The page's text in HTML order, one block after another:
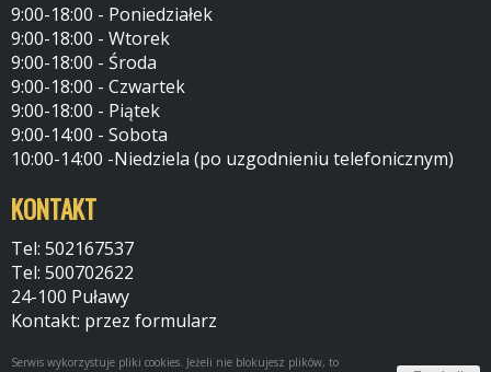
9:00-18:00 - Poniedziałek
9:00-18:00 - Wtorek
9:00-18:00 - Środa
9:00-18:00 - Czwartek
9:00-18:00 - Piątek
9:00-14:00 - Sobota
10:00-14:00 -Niedziela (po uzgodnieniu telefonicznym)
KONTAKT
Tel: 502167537
Tel: 500702622
24-100 Puławy
Kontakt: przez formularz
Serwis wykorzystuje pliki cookies. Jeżeli nie blokujesz plików, to